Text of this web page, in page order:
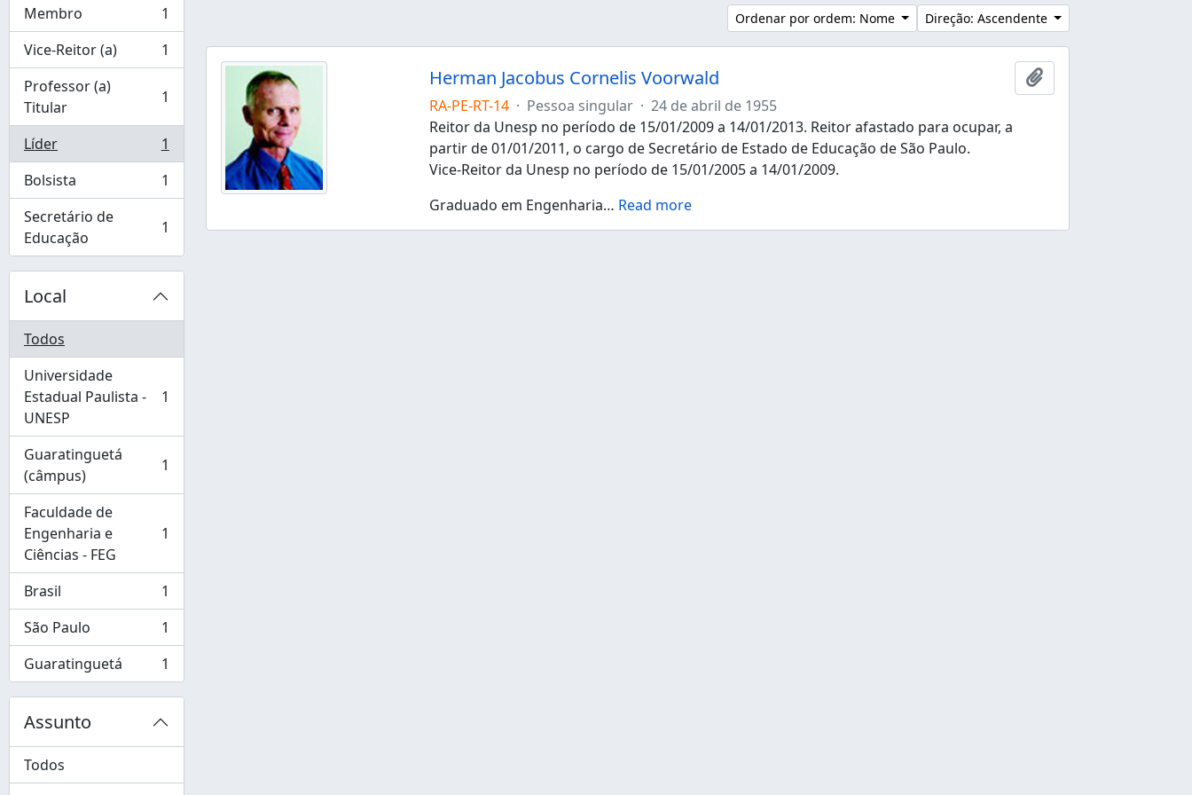
Membro
, 1 resultados
1
Vice-Reitor (a)
, 1 resultados
1
Professor (a)
Titular
, 1 resultados 1
Líder
, 1 resultados
1
Bolsista
, 1 resultados
1
Secretário de
Educação
, 1 resultados 1
Local
Todos
Universidade
Estadual Paulista -
UNESP
, 1 resultados 1
Guaratinguetá
(câmpus)
, 1 resultados 1
Faculdade de
Engenharia e
Ciências - FEG
, 1 resultados 1
Brasil
, 1 resultados
1
São Paulo
, 1 resultados
1
Guaratinguetá
, 1 resultados 1
Assunto
Todos
Ordenar por ordem: Nome Direção: Ascendente
Herman Jacobus Cornelis Voorwald
Adicionar à área de
RA-PE-RT-14 · Pessoa singular · 24 de abril de 1955
Reitor da Unesp no período de 15/01/2009 a 14/01/2013. Reitor afastado para ocupar, a
partir de 01/01/2011, o cargo de Secretário de Estado de Educação de São Paulo.
Vice-Reitor da Unesp no período de 15/01/2005 a 14/01/2009.
Graduado em Engenharia… Read more